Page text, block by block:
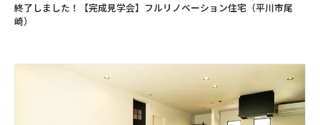
終了しました！【完成見学会】フルリノベーション住宅（平川市尾
崎）